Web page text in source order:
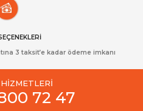
3 taksit’e kadar ödeme imkanı
72 47